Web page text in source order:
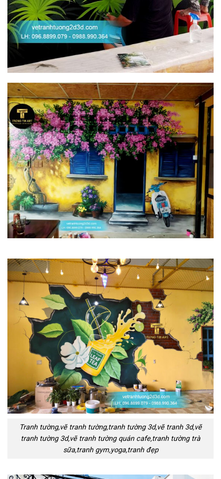
Tranh tường,vẽ tranh tường,tranh tường 3d,vẽ tranh 3d,vẽ
tranh tường 3d,vẽ tranh tường quán cafe,tranh tường trà
sữa,tranh gym,yoga,tranh đẹp